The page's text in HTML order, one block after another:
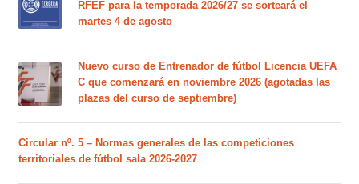
RFEF para la temporada 2026/27 se sorteará el
martes 4 de agosto
Nuevo curso de Entrenador de fútbol Licencia UEFA
C que comenzará en noviembre 2026 (agotadas las
plazas del curso de septiembre)
Circular nº. 5 – Normas generales de las competiciones
territoriales de fútbol sala 2026-2027